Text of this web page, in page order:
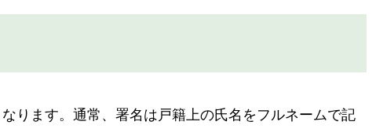
ります。通常、署名は戸籍上の氏名をフルネームで記